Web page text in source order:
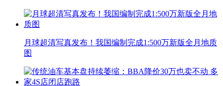
月球超清写真发布！我国编制完成1:500万新版全月地质
图